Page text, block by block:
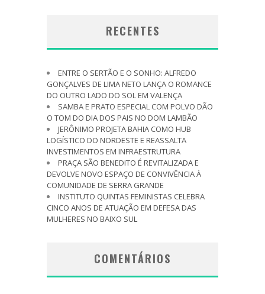
RECENTES
ENTRE O SERTÃO E O SONHO: ALFREDO
GONÇALVES DE LIMA NETO LANÇA O ROMANCE
DO OUTRO LADO DO SOL EM VALENÇA
SAMBA E PRATO ESPECIAL COM POLVO DÃO
O TOM DO DIA DOS PAIS NO DOM LAMBÃO
JERÔNIMO PROJETA BAHIA COMO HUB
LOGÍSTICO DO NORDESTE E REASSALTA
INVESTIMENTOS EM INFRAESTRUTURA
PRAÇA SÃO BENEDITO É REVITALIZADA E
DEVOLVE NOVO ESPAÇO DE CONVIVÊNCIA À
COMUNIDADE DE SERRA GRANDE
INSTITUTO QUINTAS FEMINISTAS CELEBRA
CINCO ANOS DE ATUAÇÃO EM DEFESA DAS
MULHERES NO BAIXO SUL
COMENTÁRIOS